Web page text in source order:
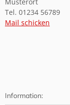
Tel. 01234 56789
Mail schicken
Information: